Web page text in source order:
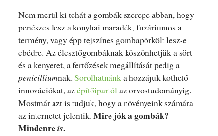
Nem merül ki tehát a gombák szerepe abban, hogy
penészes lesz a konyhai maradék, fuzáriumos a
termény, vagy épp tejszínes gombapörkölt lesz-e
ebédre. Az élesztőgombáknak köszönhetjük a sört
és a kenyeret, a fertőzések megállítását pedig a
penicilliumnak. Sorolhatnánka hozzájuk köthető
innovációkat, azépítőipartólaz orvostudományig.
Mostmár azt is tudjuk, hogy a növényeink számára
az internetet jelentik. Mire jók a gombák?
Mindenreis.